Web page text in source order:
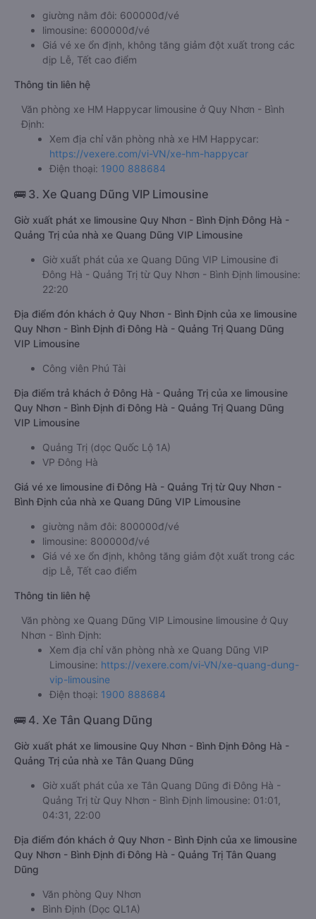
giường nằm đôi: 600000đ/vé
limousine: 600000đ/vé
Giá vé xe ổn định, không tăng giảm đột xuất trong các
dịp Lễ, Tết cao điểm
Thông tin liên hệ
Văn phòng xe HM Happycar limousine ở Quy Nhơn - Bình
Định:
Xem địa chỉ văn phòng nhà xe HM Happycar:
https://vexere.com/vi-VN/xe-hm-happycar
Điện thoại: 1900 888684
🚌 3. Xe Quang Dũng VIP Limousine
Giờ xuất phát xe limousine Quy Nhơn - Bình Định Đông Hà -
Quảng Trị của nhà xe Quang Dũng VIP Limousine
Giờ xuất phát của xe Quang Dũng VIP Limousine đi
Đông Hà - Quảng Trị từ Quy Nhơn - Bình Định limousine:
22:20
Địa điểm đón khách ở Quy Nhơn - Bình Định của xe limousine
Quy Nhơn - Bình Định đi Đông Hà - Quảng Trị Quang Dũng
VIP Limousine
Công viên Phú Tài
Địa điểm trả khách ở Đông Hà - Quảng Trị của xe limousine
Quy Nhơn - Bình Định đi Đông Hà - Quảng Trị Quang Dũng
VIP Limousine
Quảng Trị (dọc Quốc Lộ 1A)
VP Đông Hà
Giá vé xe limousine đi Đông Hà - Quảng Trị từ Quy Nhơn -
Bình Định của nhà xe Quang Dũng VIP Limousine
giường nằm đôi: 800000đ/vé
limousine: 800000đ/vé
Giá vé xe ổn định, không tăng giảm đột xuất trong các
dịp Lễ, Tết cao điểm
Thông tin liên hệ
Văn phòng xe Quang Dũng VIP Limousine limousine ở Quy
Nhơn - Bình Định:
Xem địa chỉ văn phòng nhà xe Quang Dũng VIP
Limousine: https://vexere.com/vi-VN/xe-quang-dung-
vip-limousine
Điện thoại: 1900 888684
🚌 4. Xe Tân Quang Dũng
Giờ xuất phát xe limousine Quy Nhơn - Bình Định Đông Hà -
Quảng Trị của nhà xe Tân Quang Dũng
Giờ xuất phát của xe Tân Quang Dũng đi Đông Hà -
Quảng Trị từ Quy Nhơn - Bình Định limousine: 01:01,
04:31, 22:00
Địa điểm đón khách ở Quy Nhơn - Bình Định của xe limousine
Quy Nhơn - Bình Định đi Đông Hà - Quảng Trị Tân Quang
Dũng
Văn phòng Quy Nhơn
Bình Định (Dọc QL1A)